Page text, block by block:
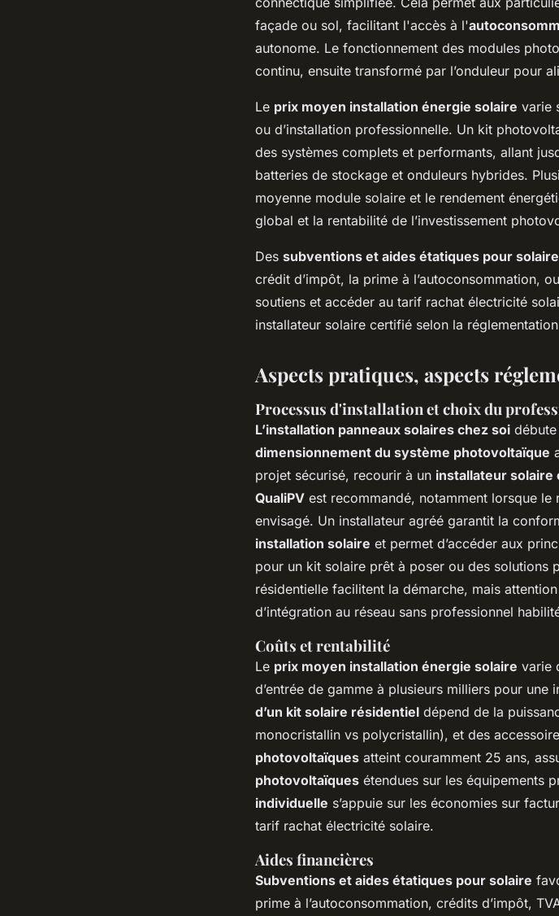
façade ou sol, facilitant l'accès à l'
autonome. Le fonctionnement des modules
continu, ensuite transformé par l’onduleur pour
Le prix moyen installation énergie solaire varie
ou d’installation professionnelle. Un kit
des systèmes complets et performants, allant
batteries de stockage et onduleurs hybrides.
moyenne module solaire et le rendement
global et la rentabilité de l’investissement
Des subventions et aides étatiques pour solaire
crédit d’impôt, la prime à l’autoconsommation,
soutiens et accéder au tarif rachat électricité
installateur solaire certifié selon la
Aspects pratiques, aspects
Processus d'installation et choix du
L’installation panneaux solaires chez soi
dimensionnement du système photovoltaïque
projet sécurisé, recourir à un installateur solaire
QualiPV est recommandé, notamment lorsque
envisagé. Un installateur agréé garantit la
installation solaire et permet d’accéder aux
pour un kit solaire prêt à poser ou des solutions
résidentielle facilitent la démarche, mais
d’intégration au réseau sans professionnel
Coûts et rentabilité
Le prix moyen installation énergie solaire varie
d’entrée de gamme à plusieurs milliers pour
d’un kit solaire résidentiel dépend de la
monocristallin vs polycristallin), et des
photovoltaïques atteint couramment 25 ans,
photovoltaïques étendues sur les équipements
individuelle s’appuie sur les économies sur
tarif rachat électricité solaire.
Aides financières
Subventions et aides étatiques pour solaire
prime à l’autoconsommation, crédits d’impôt,